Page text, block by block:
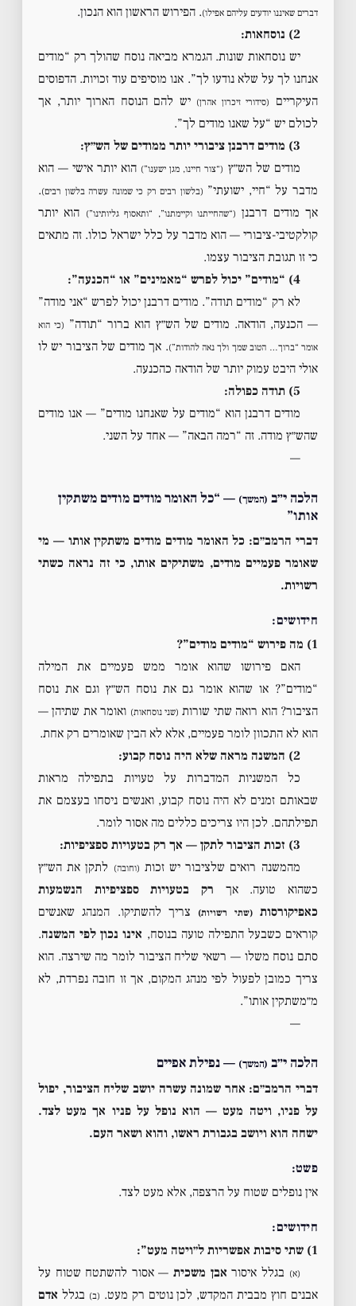
דברים שאיננו יודעים עליהם אפילו). הפירוש הראשון הוא הנכון.
2) נוסחאות:
יש נוסחאות שונות. הגמרא מביאה נוסח שהולך רק “מודים
אנחנו לך על שלא נודעו לך”. אנו מוסיפים עוד זכויות. הדפוסים
העיקריים
(סידורי זיכרון אהרן) יש להם הנוסח הארוך יותר, אך
לכולם יש “על שאנו מודים לך”.
3) מודים דרבנן ציבורי יותר ממודים של הש״ץ:
מודים של הש״ץ (“צור חיינו, מגן ישענו”) הוא יותר אישי — הוא
מדבר על “חיי, ישועתי” (בלשון רבים רק כי שמונה עשרה בלשון רבים).
אך מודים דרבנן (“שהחייתנו וקיימתנו”, “ותאסוף גליותינו”) הוא יותר
קולקטיבי-ציבורי — הוא מדבר על כלל ישראל כולו. זה מתאים
כי זו תגובת הציבור עצמו.
4) “מודים” יכול לפרש “מאמינים” או “הכנעה”:
לא רק “מודים תודה”. מודים דרבנן יכול לפרש “אני מודה”
— הכנעה, הודאה. מודים של הש״ץ הוא ברור “תודה” (כי הוא
אומר “ברוך… הטוב שמך ולך נאה להודות”). אך מודים של הציבור יש לו
אולי היבט עמוק יותר של הודאה כהכנעה.
5) תודה כפולה:
מודים דרבנן הוא “מודים על שאנחנו מודים” — אנו מודים
שהש״ץ מודה. זה “רמה הבאה” — אחד על השני.
—
הלכה י״ב (המשך) — “כל האומר מודים מודים משתקין
אותו”
דברי הרמב״ם: כל האומר מודים מודים משתקין אותו — מי
שאומר פעמיים מודים, משתיקים אותו, כי זה נראה כשתי
רשויות.
חידושים:
1) מה פירוש “מודים מודים”?
האם פירושו שהוא אומר ממש פעמיים את המילה
“מודים”? או שהוא אומר גם את נוסח הש״ץ וגם את נוסח
הציבור? הוא רואה שתי שורות (שני נוסחאות) ואומר את שתיהן —
הוא לא התכוון לומר פעמיים, אלא לא הבין שאומרים רק אחת.
2) המשנה מראה שלא היה נוסח קבוע:
כל המשניות המדברות על טעויות בתפילה מראות
שבאותם זמנים לא היה נוסח קבוע, ואנשים ניסחו בעצמם את
תפילתהם. לכן היו צריכים כללים מה אסור לומר.
3) זכות הציבור לתקן — אך רק בטעויות ספציפיות:
מהמשנה רואים שלציבור יש זכות (וחובה) לתקן את הש״ץ
כשהוא טועה. אך רק בטעויות ספציפיות הנשמעות
כאפיקורסות(שתי רשויות)
צריך להשתיקו. המנהג שאנשים
קוראים כשבעל התפילה טועה בנוסח, אינו נכון לפי המשנה.
סתם נוסח משלו — רשאי שליח הציבור לומר מה שירצה. הוא
צריך כמובן לפעול לפי מנהג המקום, אך זו חובה נפרדת, לא
מ״משתקין אותו”.
—
הלכה י״ב (המשך) — נפילת אפיים
דברי הרמב״ם: אחר שמונה עשרה יושב שליח הציבור, יפול
על פניו, ויטה מעט — הוא נופל על פניו אך מעט לצד.
ישחה הוא ויושב בגבורת ראשו, והוא ושאר העם.
פשט:
אין נופלים שטוח על הרצפה, אלא מעט לצד.
חידושים:
1) שתי סיבות אפשריות ל״ויטה מעט”:
(א) בגלל איסור אבן משכית— אסור להשתטח שטוח על
אבנים חוץ מבבית המקדש, לכן נוטים רק מעט. (ב) בגלל אדם